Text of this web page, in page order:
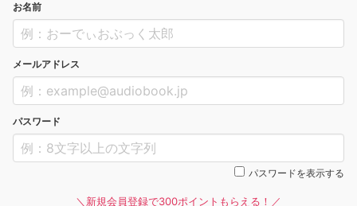
お名前
メールアドレス
パスワード
パスワードを表示する
＼新規会員登録で300ポイントもらえる！／